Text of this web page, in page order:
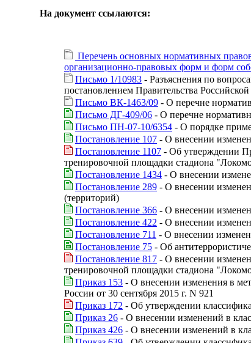
На документ ссылаются:
Перечень основных нормативных
организационно-правовых форм и форм
Письмо 1/10983 - Разъяснения по
постановлением Правительства
Письмо ВК-1463/09 - О перечне
Письмо ДГ-409/06 - О перечне
Письмо ПН-07-10/6354 - О порядке
Постановление 107 - О внесении
Постановление 1107 - Об утверждении
тренировочной площадки стадиона
Постановление 1434 - О внесении
Постановление 289 - О внесении
(территорий)
Постановление 366 - О внесении
Постановление 422 - О внесении
Постановление 711 - О внесении
Постановление 75 - Об
Постановление 817 - О внесении
тренировочной площадки стадиона
Приказ 153 - О внесении изменения в
России от 30 сентября 2015 г. N 921
Приказ 172 - Об утверждении
Приказ 26 - О внесении изменений в
Приказ 426 - О внесении изменений в